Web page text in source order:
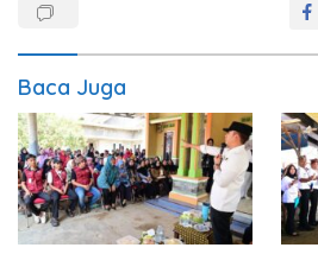
Baca Juga